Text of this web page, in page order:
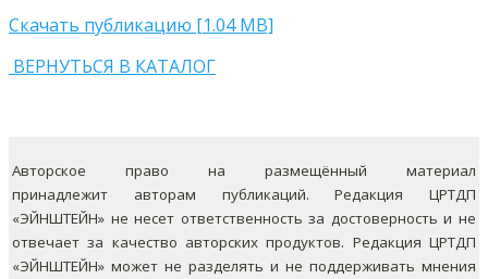
Скачать публикацию [1.04 MB]
ВЕРНУТЬСЯ В КАТАЛОГ
Авторское право на размещённый материал
принадлежит авторам публикаций. Редакция ЦРТДП
«ЭЙНШТЕЙН» не несет ответственность за достоверность и не
отвечает за качество авторских продуктов. Редакция ЦРТДП
«ЭЙНШТЕЙН» может не разделять и не поддерживать мнения